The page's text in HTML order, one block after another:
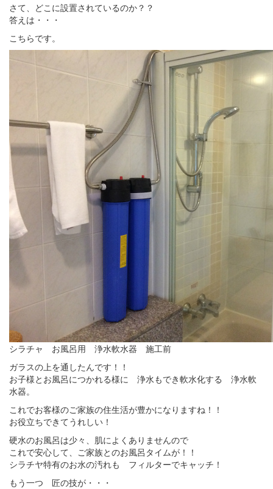
さて、どこに設置されているのか？？
答えは・・・
こちらです。
シラチャ お風呂用 浄水軟水器 施工前
ガラスの上を通したんです！！
お子様とお風呂につかれる様に 浄水もでき軟水化する 浄水軟
水器。
これでお客様のご家族の住生活が豊かになりますね！！
お役立ちできてうれしい！
硬水のお風呂は少々、肌によくありませんので
これで安心して、ご家族とのお風呂タイムが！！
シラチヤ特有のお水の汚れも フィルターでキャッチ！
もう一つ 匠の技が・・・